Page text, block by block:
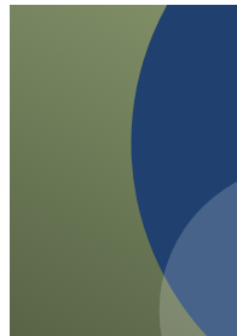
Chemie- und